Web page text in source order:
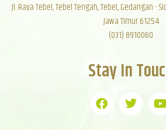
Jl. Raya Tebel, Tebel Tengah, Tebel, Gedangan -
Jawa Timur 61254
(031) 8910060
Stay In